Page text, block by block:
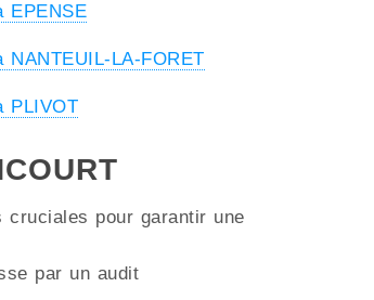
EPENSE
LA-FORET
PLIVOT
cruciales pour garantir une
par un audit